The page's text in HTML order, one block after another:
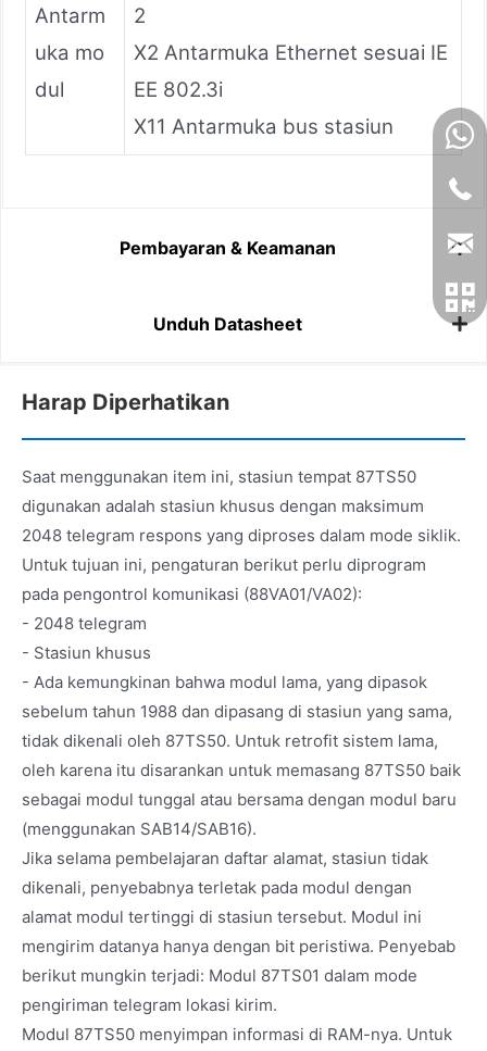
Antarm
uka mo
dul
2
X2 Antarmuka Ethernet sesuai IE
EE 802.3i
X11 Antarmuka bus stasiun
Pembayaran & Keamanan
Unduh Datasheet
Harap Diperhatikan
Saat menggunakan item ini, stasiun tempat 87TS50
digunakan adalah stasiun khusus dengan maksimum
2048 telegram respons yang diproses dalam mode siklik.
Untuk tujuan ini, pengaturan berikut perlu diprogram
pada pengontrol komunikasi (88VA01/VA02):
- 2048 telegram
- Stasiun khusus
- Ada kemungkinan bahwa modul lama, yang dipasok
sebelum tahun 1988 dan dipasang di stasiun yang sama,
tidak dikenali oleh 87TS50. Untuk retrofit sistem lama,
oleh karena itu disarankan untuk memasang 87TS50 baik
sebagai modul tunggal atau bersama dengan modul baru
(menggunakan SAB14/SAB16).
Jika selama pembelajaran daftar alamat, stasiun tidak
dikenali, penyebabnya terletak pada modul dengan
alamat modul tertinggi di stasiun tersebut. Modul ini
mengirim datanya hanya dengan bit peristiwa. Penyebab
berikut mungkin terjadi: Modul 87TS01 dalam mode
pengiriman telegram lokasi kirim.
Modul 87TS50 menyimpan informasi di RAM-nya. Untuk